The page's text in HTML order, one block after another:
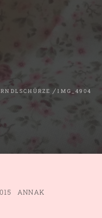
IMG_4904
ANNAK